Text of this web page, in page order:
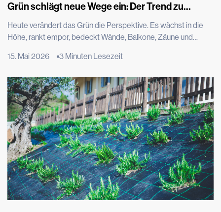
Grün schlägt neue Wege ein: Der Trend zu
Heute verändert das Grün die Perspektive. Es wächst in die
Höhe, rankt empor, bedeckt Wände, Balkone, Zäune und
auf neue Weise Einzug in die Städte und verwandelt Mauern,
zum vertikalen Grün, eine Entwicklung, die aus der Begegnung
zwischen Design, Architektur und dem Bedürfnis nach […]
15. Mai 2026 3 Minuten Lesezeit